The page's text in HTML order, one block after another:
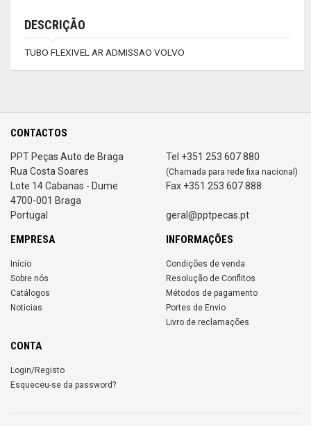
DESCRIÇÃO
TUBO FLEXIVEL AR ADMISSAO VOLVO
CONTACTOS
PPT Peças Auto de Braga
Rua Costa Soares
Lote 14 Cabanas - Dume
4700-001 Braga
Portugal
Tel +351 253 607 880
(Chamada para rede fixa nacional)
Fax +351 253 607 888
geral@pptpecas.pt
EMPRESA
Início
Sobre nós
Catálogos
Noticias
INFORMAÇÕES
Condições de venda
Resolução de Conflitos
Métodos de pagamento
Portes de Envio
Livro de reclamações
CONTA
Login/Registo
Esqueceu-se da password?